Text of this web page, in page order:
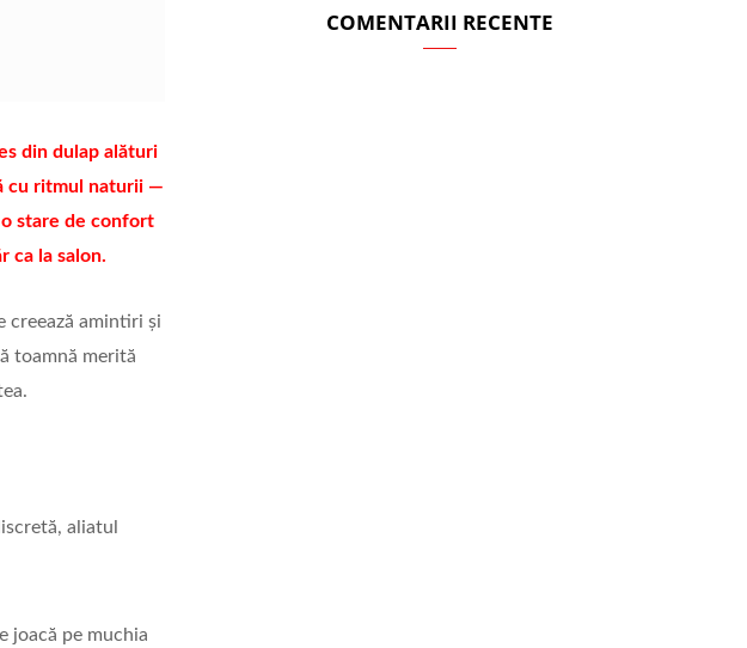
din dulap alături
cu ritmul naturii —
o stare de confort
ca la salon.
creează amintiri și
toamnă merită
aliatul
joacă pe muchia
COMENTARII RECENTE